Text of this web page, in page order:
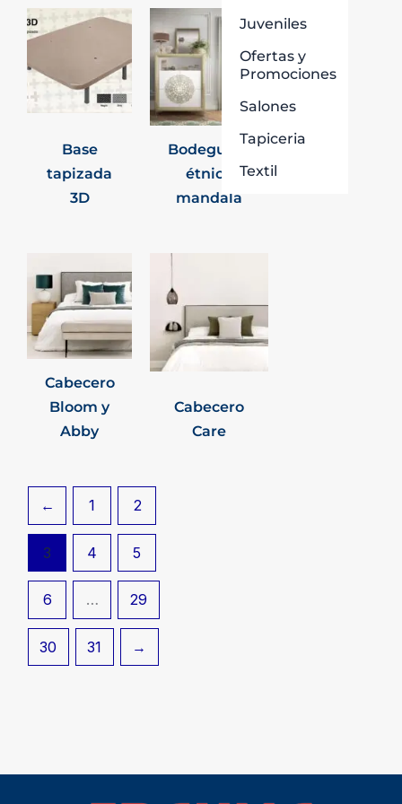
Base
tapizada
3D
Bodeguero
étnico
mandala
Cabecero
Bloom y
Abby
Cabecero
Care
← 1 2
3 4 5
6 … 29
30 31 →
Juveniles
Ofertas y
Promociones
Salones
Tapiceria
Textil